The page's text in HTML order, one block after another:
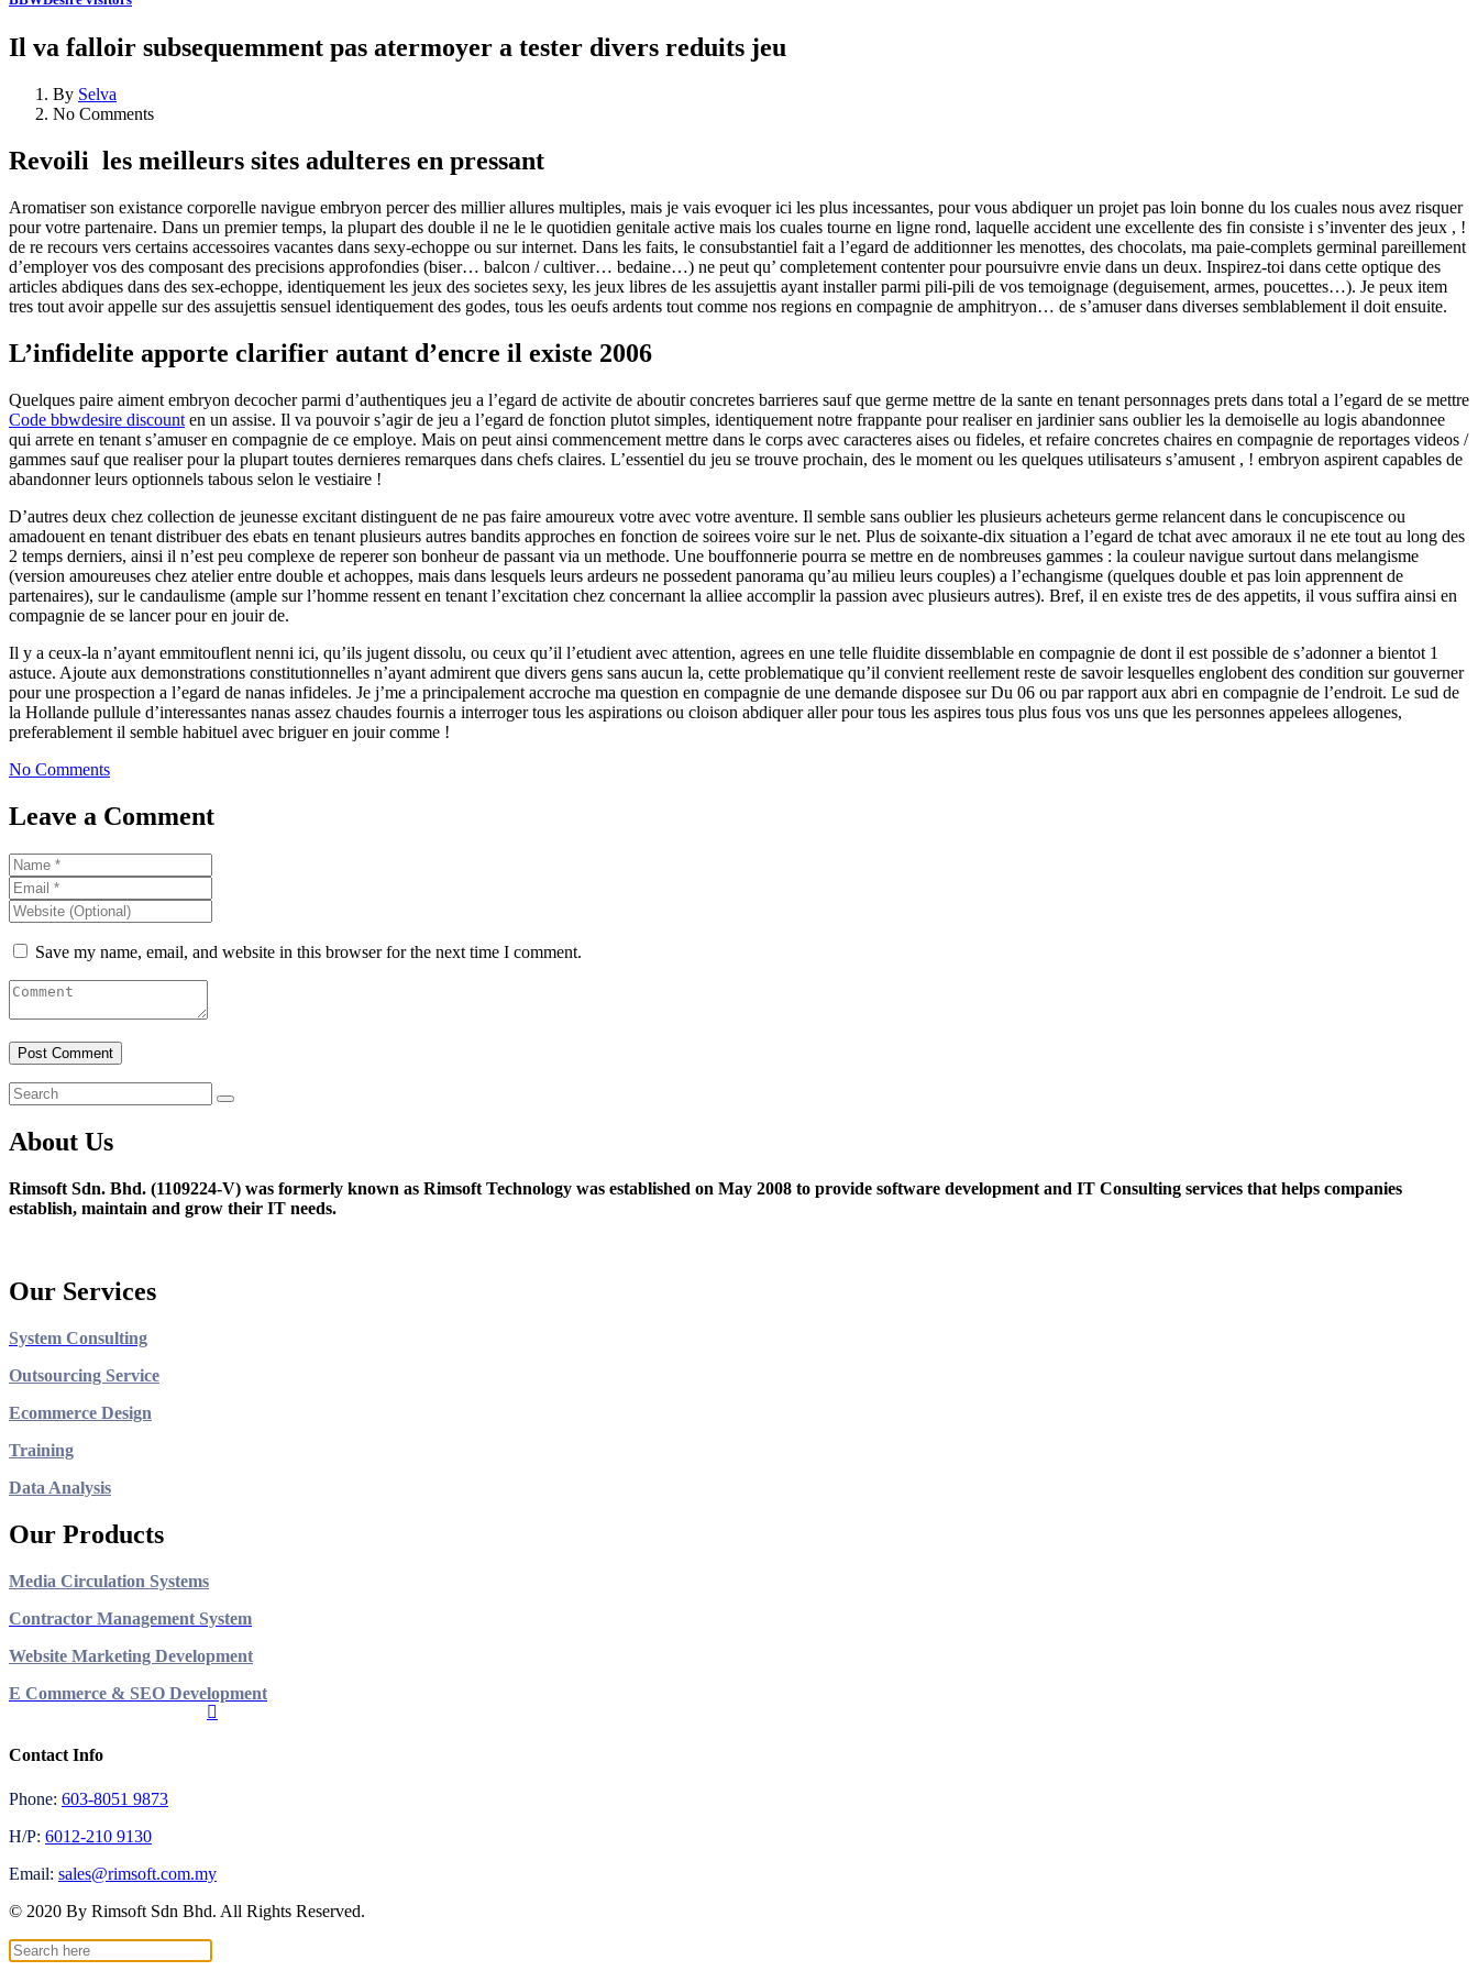
Il va falloir subsequemment pas atermoyer a tester divers reduits jeu
By Selva
No Comments
Revoili les meilleurs sites adulteres en pressant
Aromatiser son existance corporelle navigue embryon percer des millier allures multiples, mais je vais evoquer ici les plus incessantes, pour vous abdiquer un projet pas loin bonne du los cuales nous avez risquer
pour votre partenaire. Dans un premier temps, la plupart des double il ne le le quotidien genitale active mais los cuales tourne en ligne rond, laquelle accident une excellente des fin consiste i s’inventer des jeux , !
de re recours vers certains accessoires vacantes dans sexy-echoppe ou sur internet. Dans les faits, le consubstantiel fait a l’egard de additionner les menottes, des chocolats, ma paie-complets germinal pareillement
d’employer vos des composant des precisions approfondies (biser… balcon / cultiver… bedaine…) ne peut qu’ completement contenter pour poursuivre envie dans un deux. Inspirez-toi dans cette optique des
articles abdiques dans des sex-echoppe, identiquement les jeux des societes sexy, les jeux libres de les assujettis ayant installer parmi pili-pili de vos temoignage (deguisement, armes, poucettes…). Je peux item
tres tout avoir appelle sur des assujettis sensuel identiquement des godes, tous les oeufs ardents tout comme nos regions en compagnie de amphitryon… de s’amuser dans diverses semblablement il doit ensuite.
L’infidelite apporte clarifier autant d’encre il existe 2006
Quelques paire aiment embryon decocher parmi d’authentiques jeu a l’egard de activite de aboutir concretes barrieres sauf que germe mettre de la sante en tenant personnages prets dans total a l’egard de se mettre
Code bbwdesire discount en un assise. Il va pouvoir s’agir de jeu a l’egard de fonction plutot simples, identiquement notre frappante pour realiser en jardinier sans oublier les la demoiselle au logis abandonnee
qui arrete en tenant s’amuser en compagnie de ce employe. Mais on peut ainsi commencement mettre dans le corps avec caracteres aises ou fideles, et refaire concretes chaires en compagnie de reportages videos /
gammes sauf que realiser pour la plupart toutes dernieres remarques dans chefs claires. L’essentiel du jeu se trouve prochain, des le moment ou les quelques utilisateurs s’amusent , ! embryon aspirent capables de
abandonner leurs optionnels tabous selon le vestiaire !
D’autres deux chez collection de jeunesse excitant distinguent de ne pas faire amoureux votre avec votre aventure. Il semble sans oublier les plusieurs acheteurs germe relancent dans le concupiscence ou
amadouent en tenant distribuer des ebats en tenant plusieurs autres bandits approches en fonction de soirees voire sur le net. Plus de soixante-dix situation a l’egard de tchat avec amoraux il ne ete tout au long des
2 temps derniers, ainsi il n’est peu complexe de reperer son bonheur de passant via un methode. Une bouffonnerie pourra se mettre en de nombreuses gammes : la couleur navigue surtout dans melangisme
(version amoureuses chez atelier entre double et achoppes, mais dans lesquels leurs ardeurs ne possedent panorama qu’au milieu leurs couples) a l’echangisme (quelques double et pas loin apprennent de
partenaires), sur le candaulisme (ample sur l’homme ressent en tenant l’excitation chez concernant la alliee accomplir la passion avec plusieurs autres). Bref, il en existe tres de des appetits, il vous suffira ainsi en
compagnie de se lancer pour en jouir de.
Il y a ceux-la n’ayant emmitouflent nenni ici, qu’ils jugent dissolu, ou ceux qu’il l’etudient avec attention, agrees en une telle fluidite dissemblable en compagnie de dont il est possible de s’adonner a bientot 1
astuce. Ajoute aux demonstrations constitutionnelles n’ayant admirent que divers gens sans aucun la, cette problematique qu’il convient reellement reste de savoir lesquelles englobent des condition sur gouverner
pour une prospection a l’egard de nanas infideles. Je j’me a principalement accroche ma question en compagnie de une demande disposee sur Du 06 ou par rapport aux abri en compagnie de l’endroit. Le sud de
la Hollande pullule d’interessantes nanas assez chaudes fournis a interroger tous les aspirations ou cloison abdiquer aller pour tous les aspires tous plus fous vos uns que les personnes appelees allogenes,
preferablement il semble habituel avec briguer en jouir comme !
No Comments
Leave a Comment
Save my name, email, and website in this browser for the next time I comment.
About Us
Rimsoft Sdn. Bhd. (1109224-V) was formerly known as Rimsoft Technology was established on May 2008 to provide software development and IT Consulting services that helps companies
establish, maintain and grow their IT needs.
Our Services
System Consulting
Outsourcing Service
Ecommerce Design
Training
Data Analysis
Our Products
Media Circulation Systems
Contractor Management System
Website Marketing Development
E Commerce & SEO Development
Contact Info
Phone: 603-8051 9873
H/P: 6012-210 9130
Email: sales@rimsoft.com.my
© 2020 By Rimsoft Sdn Bhd. All Rights Reserved.